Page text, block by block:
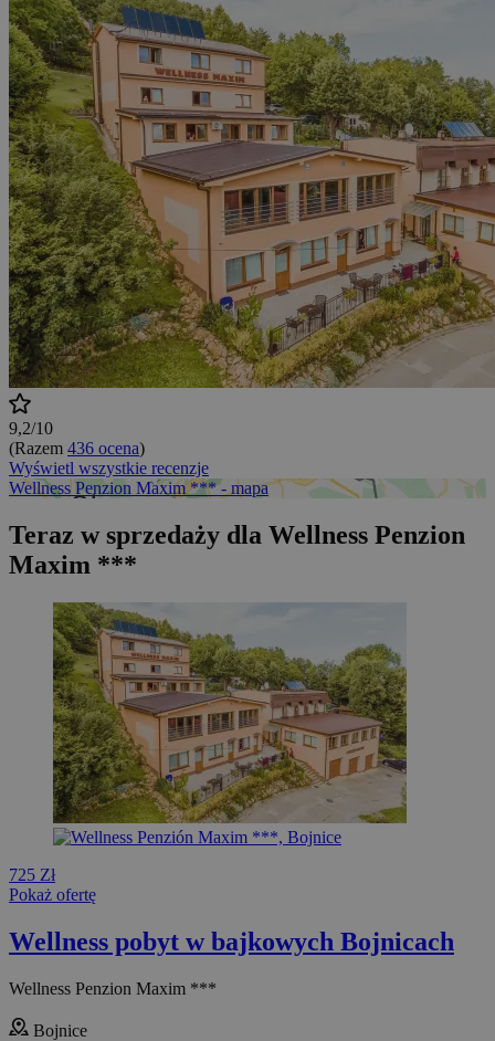
9,2/10
(Razem 436 ocena)
Wyświetl wszystkie recenzje
Wellness Penzion Maxim *** - mapa
Teraz w sprzedaży dla Wellness Penzion
Maxim ***
725 Zł
Pokaż ofertę
Wellness pobyt w bajkowych Bojnicach
Wellness Penzion Maxim ***
Bojnice